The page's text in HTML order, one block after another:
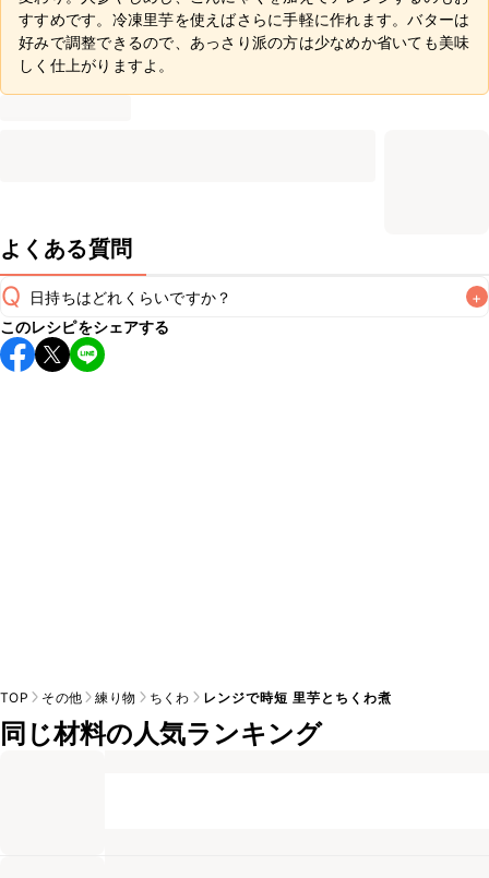
すすめです。冷凍里芋を使えばさらに手軽に作れます。バターは
好みで調整できるので、あっさり派の方は少なめか省いても美味
しく仕上がりますよ。
よくある質問
Q 日持ちはどれくらいですか？ +
保存期間は冷蔵で翌日中が目安です。なるべくお早めにお召
し上がりください。
このレシピをシェアする
TOP その他 練り物 ちくわ レンジで時短 里芋とちくわ煮
同じ材料の人気ランキング